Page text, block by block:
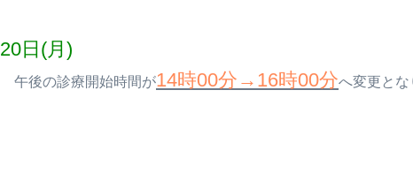
20日(月)
午後の診療開始時間が14時00分→16時00分へ変更とな